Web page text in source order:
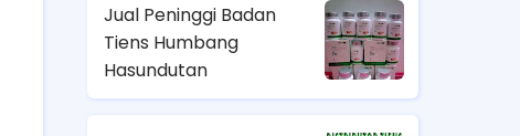
Jual Peninggi Badan
Tiens Humbang
Hasundutan